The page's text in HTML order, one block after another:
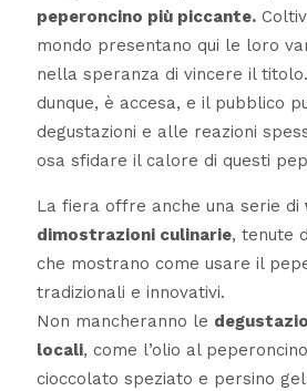
peperoncino più piccante.
mondo presentano qui le loro
nella speranza di vincere il
dunque, è accesa, e il pubblico
degustazioni e alle reazioni
osa sfidare il calore di questi
La fiera offre anche una serie di
dimostrazioni culinarie, tenute
che mostrano come usare il
tradizionali e innovativi.
Non mancheranno le
locali, come l’olio al
cioccolato speziato e persino